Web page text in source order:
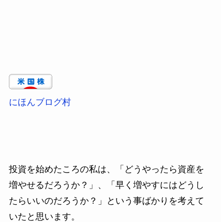
にほんブログ村
投資を始めたころの私は、「どうやったら資産を
増やせるだろうか？」、「早く増やすにはどうし
たらいいのだろうか？」という事ばかりを考えて
いたと思います。